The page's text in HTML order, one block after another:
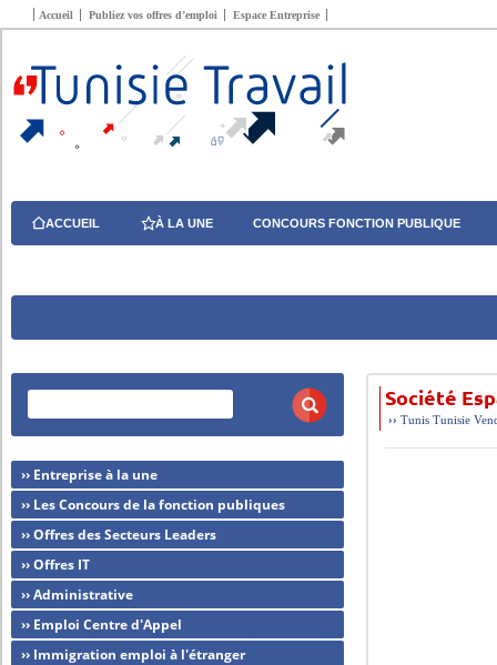
Accueil Publiez vos offres d’emploi Espace Entreprise
ACCUEIL À LA UNE CONCOURS FONCTION PUBLIQUE
Société
››Tunis Tunisie
›› Entreprise à la une
›› Les Concours de la fonction publiques
›› Offres des Secteurs Leaders
›› Offres IT
›› Administrative
›› Emploi Centre d'Appel
›› Immigration emploi à l'étranger